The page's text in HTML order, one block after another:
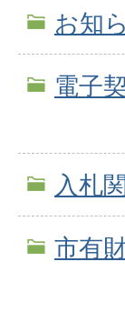
お知
電子
入札
市有